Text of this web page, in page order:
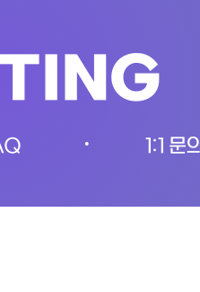
• 1:1 문